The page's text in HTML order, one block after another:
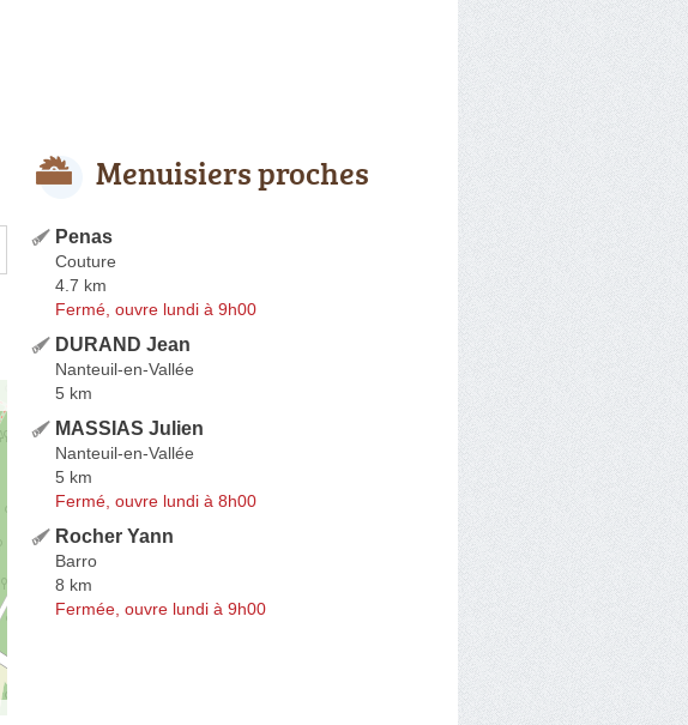
Menuisiers proches
Penas
Couture
4.7 km
Fermé, ouvre lundi à 9h00
DURAND Jean
Nanteuil-en-Vallée
5 km
MASSIAS Julien
Nanteuil-en-Vallée
5 km
Fermé, ouvre lundi à 8h00
Rocher Yann
Barro
8 km
Fermée, ouvre lundi à 9h00